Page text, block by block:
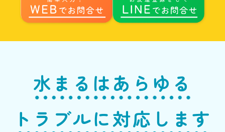
水まるはあらゆる
トラブルに対応します